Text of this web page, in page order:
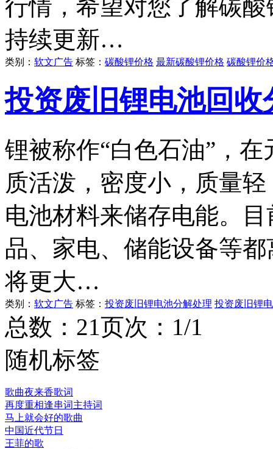
行情，希望对您了解碳
持续更新…
类别： 软文广告 标签： 碳酸锂价格 最新碳酸锂价格 碳酸锂价
投资废旧锂电池回
锂被称作“白色石油”，
质活泼，密度小，质量
电池材料来储存电能。
品、家电、储能设备等
将更大…
类别： 软文广告 标签： 投资废旧锂电池分解处理 投资废旧锂
总数：21页次：1/1
随机标签
歌曲夜来香歌词
再度重相逢串词主持词
马上就会好的歌曲
中国近代节日
王菲的歌